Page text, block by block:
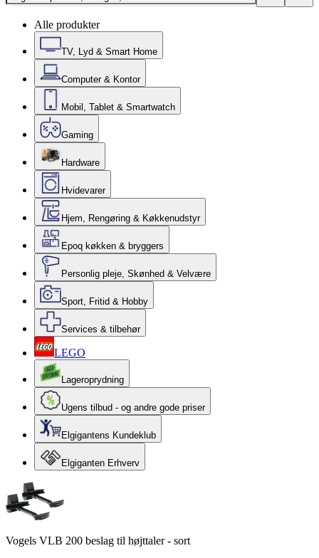
Alle produkter
TV, Lyd & Smart Home
Computer & Kontor
Mobil, Tablet & Smartwatch
Gaming
Hardware
Hvidevarer
Hjem, Rengøring & Køkkenudstyr
Epoq køkken & bryggers
Personlig pleje, Skønhed & Velvære
Sport, Fritid & Hobby
Services & tilbehør
LEGO
Lageroprydning
Ugens tilbud - og andre gode priser
Elgigantens Kundeklub
Elgiganten Erhverv
Vogels VLB 200 beslag til højttaler - sort